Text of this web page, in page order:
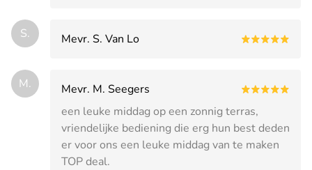
S. Mevr. S. Van Lo
M.
Mevr. M. Seegers
een leuke middag op een zonnig terras,
vriendelijke bediening die erg hun best deden
er voor ons een leuke middag van te maken
TOP deal.